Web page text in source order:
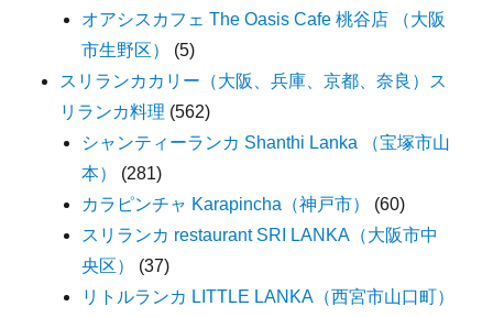
オアシスカフェ The Oasis Cafe 桃谷店 （大阪
市生野区）
(5)
スリランカカリー（大阪、兵庫、京都、奈良）ス
リランカ料理 (562)
シャンティーランカ Shanthi Lanka （宝塚市山
本）
(281)
カラピンチャ Karapincha（神戸市）
(60)
スリランカ restaurant SRI LANKA（大阪市中
央区）
(37)
リトルランカ LITTLE LANKA（西宮市山口町）